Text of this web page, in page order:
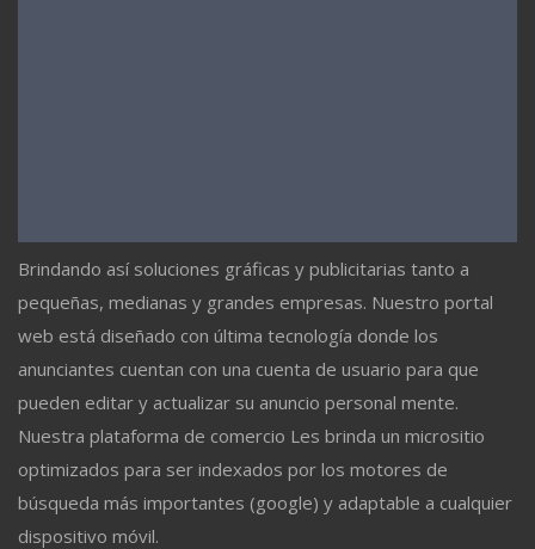
Brindando así soluciones gráficas y publicitarias tanto a
pequeñas, medianas y grandes empresas. Nuestro portal
web está diseñado con última tecnología donde los
anunciantes cuentan con una cuenta de usuario para que
pueden editar y actualizar su anuncio personal mente.
Nuestra plataforma de comercio Les brinda un micrositio
optimizados para ser indexados por los motores de
búsqueda más importantes (google) y adaptable a cualquier
dispositivo móvil.